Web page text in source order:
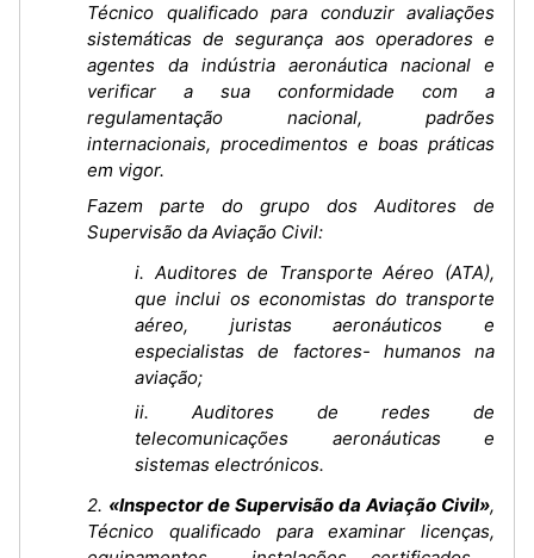
Técnico qualificado para conduzir avaliações
sistemáticas de segurança aos operadores e
agentes da indústria aeronáutica nacional e
verificar a sua conformidade com a
regulamentação nacional, padrões
internacionais, procedimentos e boas práticas
em vigor.
Fazem parte do grupo dos Auditores de
Supervisão da Aviação Civil:
i. Auditores de Transporte Aéreo (ATA),
que inclui os economistas do transporte
aéreo, juristas aeronáuticos e
especialistas de factores- humanos na
aviação;
ii. Auditores de redes de
telecomunicações aeronáuticas e
sistemas electrónicos.
2. «Inspector de Supervisão da Aviação Civil»,
Técnico qualificado para examinar licenças,